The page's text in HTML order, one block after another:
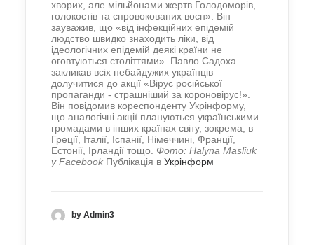
хворих, але мільйонами жертв Голодоморів,
голокостів та спровокованих воєн». Він
зауважив, що «від інфекційних епідемій
людство швидко знаходить ліки, від
ідеологічних епідемій деякі країни не
оговтуються століттями». Павло Садоха
закликав всіх небайдужих українців
долучитися до акції «Вірус російської
пропаганди - страшніший за короновірус!».
Він повідомив кореспонденту Укрінформу,
що аналогічні акції плануються українськими
громадами в інших країнах світу, зокрема, в
Греції, Італії, Іспанії, Німеччині, Франції,
Естонії, Ірландії тощо. Фото: Halyna Masliuk
у Facebook Публікація в Укрінформ
by Admin3